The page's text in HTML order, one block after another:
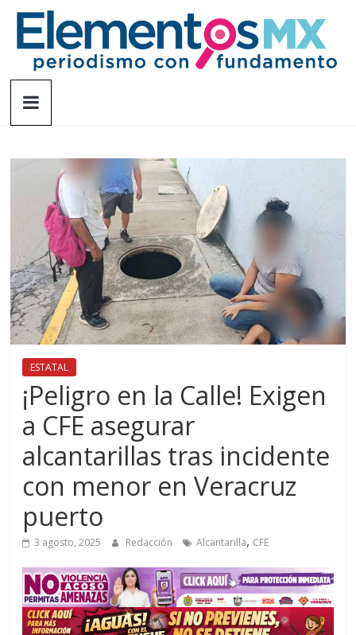
Saltar
contenido
Elementosmx
fundamento
ESTATAL
¡Peligro en la Calle! Exigen
a CFE asegurar
alcantarillas tras incidente
con menor en Veracruz
puerto
3 agosto, 2025 Redacción Alcantarilla, CFE